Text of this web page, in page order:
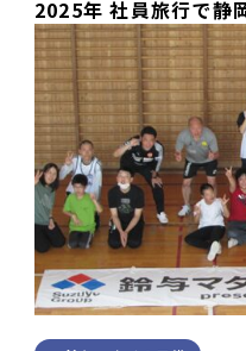
2025年 社員旅行で静